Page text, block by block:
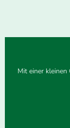
Mit einer kleinen